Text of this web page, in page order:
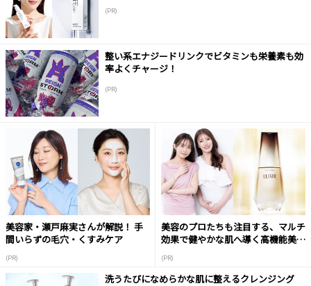
(PR)
整い系エナジードリンクでビタミンも栄養素も効
率よくチャージ！
(PR)
美容家・瀬戸麻実さんが解説！ 手
間いらずの毛穴・くすみケア
(PR)
美容のプロたちも注目する、マルチ
効果で健やかな肌へ導く高機能美容
(PR)
洗うたびになめらかな肌に整えるクレンジング